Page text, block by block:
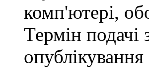
комп'ютері,
Термін подачі